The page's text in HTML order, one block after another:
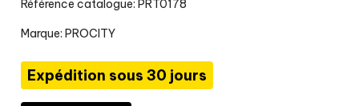
Référence catalogue: PRT0178
Marque: PROCITY
Expédition sous 30 jours